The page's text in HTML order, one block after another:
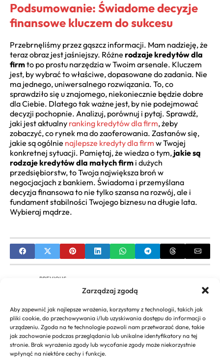
Zarządzaj zgodą
Aby zapewnić jak najlepsze wrażenia, korzystamy z technologii, takich jak
pliki cookie, do przechowywania i/lub uzyskiwania dostępu do informacji o
urządzeniu. Zgoda na te technologie pozwoli nam przetwarzać dane, takie
jak zachowanie podczas przeglądania lub unikalne identyfikatory na tej
stronie. Brak wyrażenia zgody lub wycofanie zgody może niekorzystnie
wpłynąć na niektóre cechy i funkcje.
Podsumowanie: Świadome decyzje
finansowe kluczem do sukcesu
Przebrnęliśmy przez gąszcz informacji. Mam nadzieję, że
teraz obraz jest jaśniejszy. Różne rodzaje kredytów dla
firmto po prostu narzędzia w Twoim arsenale. Kluczem
jest, by wybrać to właściwe, dopasowane do zadania. Nie
ma jednego, uniwersalnego rozwiązania. To, co
sprawdziło się u znajomego, niekoniecznie będzie dobre
dla Ciebie. Dlatego tak ważne jest, by nie podejmować
decyzji pochopnie. Analizuj, porównuj i pytaj. Sprawdź,
jaki jest aktualny ranking kredytów dla firm, żeby
zobaczyć, co rynek ma do zaoferowania. Zastanów się,
jakie są ogólnie najlepsze kredyty dla firm w Twojej
konkretnej sytuacji. Pamiętaj, że wiedza o tym, jakie są
rodzaje kredytów dla małych firm i dużych
przedsiębiorstw, to Twoja największa broń w
negocjacjach z bankiem. Świadoma i przemyślana
decyzja finansowa to nie tylko szansa na rozwój, ale i
fundament stabilności Twojego biznesu na długie lata.
Wybieraj mądrze.
PREVIOUS
CEIDG Centralna Ewidencja Działalności
Gospodarczej: Kompletny Przewodnik
NEXT
Zakładanie i prowadzenie jednoosobowej
działalności gospodarczej | Kompleksowy